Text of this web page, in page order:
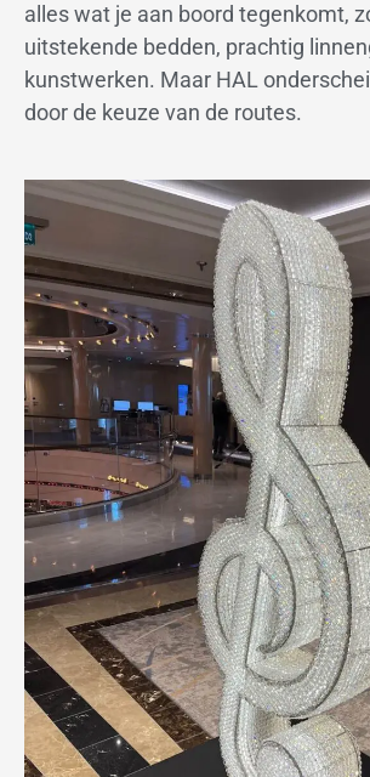
alles wat je aan boord tegenkomt,
uitstekende bedden, prachtig
kunstwerken. Maar HAL
door de keuze van de routes.